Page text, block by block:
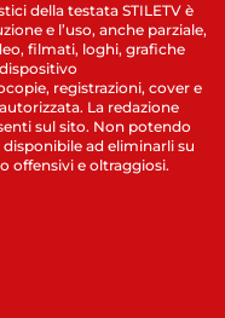
della testata STILETV è
e l’uso, anche parziale,
filmati, loghi, grafiche
registrazioni, cover e
La redazione
sul sito. Non potendo
ad eliminarli su
offensivi e oltraggiosi.